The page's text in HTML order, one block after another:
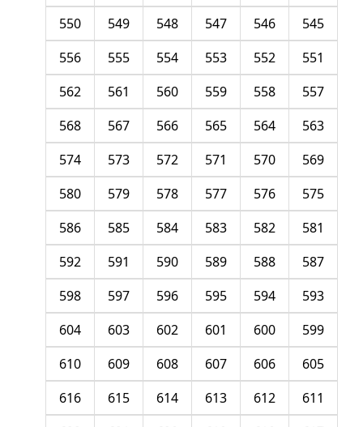
545
546
547
548
549
550
551
552
553
554
555
556
557
558
559
560
561
562
563
564
565
566
567
568
569
570
571
572
573
574
575
576
577
578
579
580
581
582
583
584
585
586
587
588
589
590
591
592
593
594
595
596
597
598
599
600
601
602
603
604
605
606
607
608
609
610
611
612
613
614
615
616